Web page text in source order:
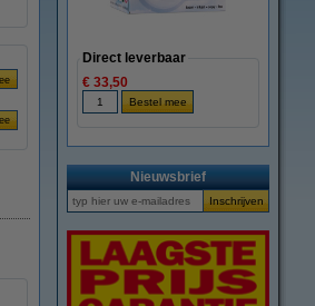
Direct leverbaar
€ 33,50
Nieuwsbrief